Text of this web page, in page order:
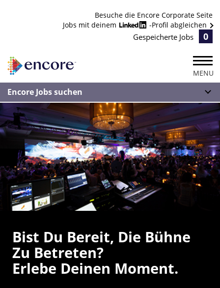
Besuche die Encore Corporate Seite
Jobs mit deinem
-Profil abgleichen
Gespeicherte Jobs 0
MENU
Encore Jobs suchen
Bist Du Bereit, Die Bühne
Zu Betreten?
Erlebe Deinen Moment.